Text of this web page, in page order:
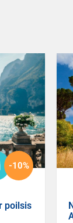
-10%
poilsis